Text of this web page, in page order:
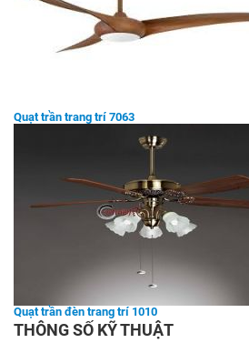
Quạt trần trang trí 7063
Quạt trần đèn trang trí 1010
THÔNG SỐ KỸ THUẬT